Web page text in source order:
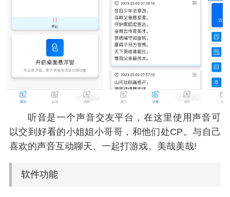
听音是一个声音交友平台，在这里使用声音可
以交到好看的小姐姐小哥哥，和他们处CP。与自己
喜欢的声音互动聊天、一起打游戏。美哉美哉!
软件功能